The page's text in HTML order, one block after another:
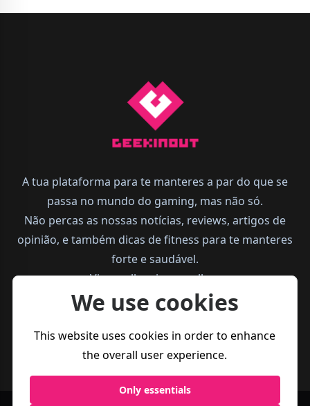
A tua plataforma para te manteres a par do que se
passa no mundo do gaming, mas não só.
Não percas as nossas notícias, reviews, artigos de
opinião, e também dicas de fitness para te manteres
forte e saudável.
Vive melhor, joga melhor.
We use cookies
This website uses cookies in order to enhance
the overall user experience.
Only essentials